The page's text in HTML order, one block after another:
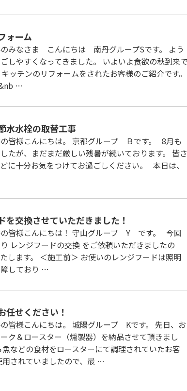
ォーム
みなさま こんにちは 南丹グループSです。 よう
しやすくなってきました。 いよいよ食欲の秋到来で
ッチンのリフォームをされたお客様のご紹介です。
…
水水栓の取替工事
皆様こんにちは。 京都グループ Ｂです。 8月も
たが、まだまだ厳しい残暑が続いております。 皆さ
に十分お気をつけてお過ごしください。 本日は、
を交換させていただきました！
皆様こんにちは！ 守山グループ Y です。 今回
レンジフードの交換 をご依頼いただきましたの
します。 ＜施工前＞ お使いのレンジフードは照明
しており …
任せください！
皆様こんにちは。 城陽グループ Kです。 先日、お
ク＆ロースター（燻製器）を納品させて頂きまし
魚などの食材をロースターにて調理されていたお客
用されていましたので、最 …